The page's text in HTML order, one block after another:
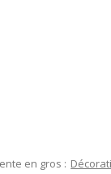
en gros :